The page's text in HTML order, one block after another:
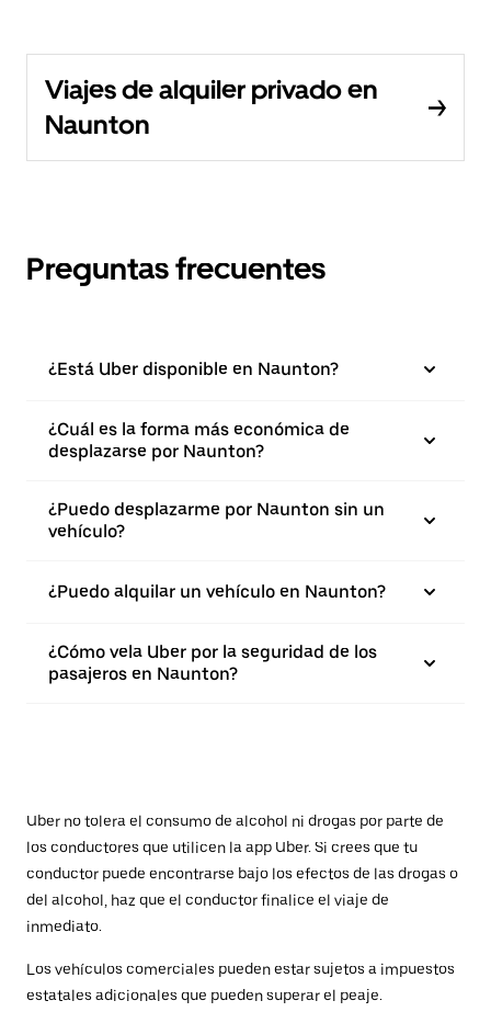
Viajes de alquiler privado en
Naunton
Preguntas frecuentes
¿Está Uber disponible en Naunton?
¿Cuál es la forma más económica de
desplazarse por Naunton?
¿Puedo desplazarme por Naunton sin un
vehículo?
¿Puedo alquilar un vehículo en Naunton?
¿Cómo vela Uber por la seguridad de los
pasajeros en Naunton?
Uber no tolera el consumo de alcohol ni drogas por parte de
los conductores que utilicen la app Uber. Si crees que tu
conductor puede encontrarse bajo los efectos de las drogas o
del alcohol, haz que el conductor finalice el viaje de
inmediato.
Los vehículos comerciales pueden estar sujetos a impuestos
estatales adicionales que pueden superar el peaje.